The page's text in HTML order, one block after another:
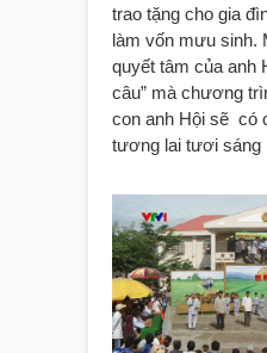
trao tặng cho gia
làm vốn mưu sinh.
quyết tâm của anh
câu” mà chương
con anh Hội sẽ có
tương lai tươi sáng